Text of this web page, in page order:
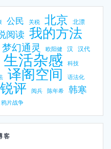
公民 关税 北京 北漂
阅读 我的方法
梦幻通灵 欧阳健 汉 汉代
生活杂感 科技
译阁空间 语法化
锐评 阅兵 陈年希 韩寒
鸦片战争
客